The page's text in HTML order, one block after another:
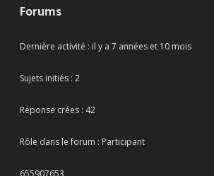
Forums
Dernière activité : il y a 7 années et 10 mois
Sujets initiés : 2
Réponse crées : 42
Rôle dans le forum : Participant
655907653